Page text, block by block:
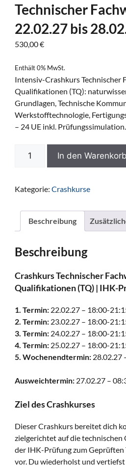
Technischer
22.02.27 bis
530,00€
Enthält 0% MwSt.
Intensiv-Crashkurs Technischer
Qualifikationen (TQ):
Grundlagen, Technische
Werkstofftechnologie,
– 24 UE inkl.
In den Warenkorb
Kategorie: Crashkurse
Beschreibung
Beschreibung
Crashkurs Technischer
Qualifikationen (TQ) | IHK-
1. Termin: 22.02.27 – 18:00-
2. Termin: 23.02.27 – 18:00-
3. Termin: 24.02.27 – 18:00-
4. Termin: 25.02.27 – 18:00-
5. Wochenendtermin: 28.02.27
Ausweichtermin: 27.02.27 –
Ziel des Crashkurses
Dieser Crashkurs bereitet dich
zielgerichtet auf die
der IHK-Prüfung zum Geprüften
vor. Du wiederholst und